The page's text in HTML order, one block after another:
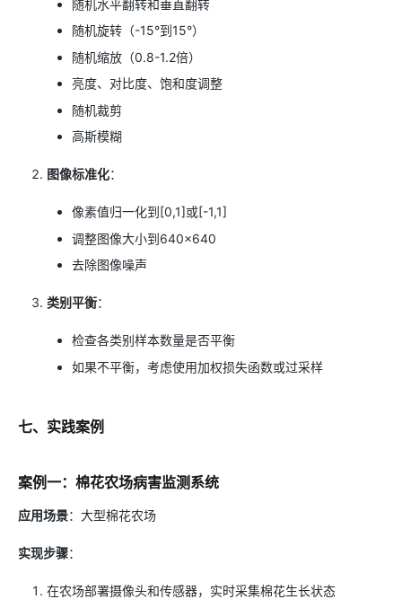
随机水平翻转和垂直翻转
随机旋转（-15°到15°）
随机缩放（0.8-1.2倍）
亮度、对比度、饱和度调整
随机裁剪
高斯模糊
图像标准化：
像素值归一化到[0,1]或[-1,1]
调整图像大小到640×640
去除图像噪声
类别平衡：
检查各类别样本数量是否平衡
如果不平衡，考虑使用加权损失函数或过采样
七、实践案例
案例一：棉花农场病害监测系统
应用场景：大型棉花农场
实现步骤：
在农场部署摄像头和传感器，实时采集棉花生长状态